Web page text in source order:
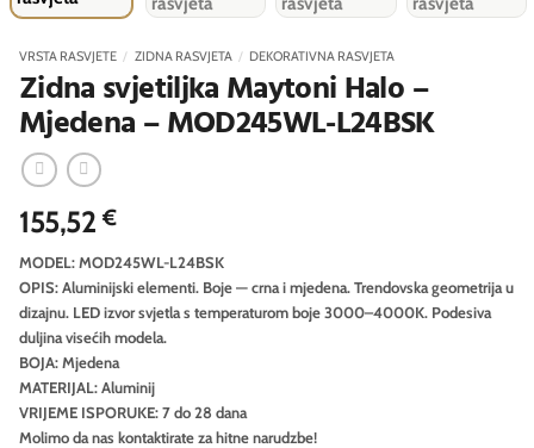
VRSTA RASVJETE / ZIDNA RASVJETA / DEKORATIVNA RASVJETA
Zidna svjetiljka Maytoni Halo –
Mjedena – MOD245WL-L24BSK
155,52€
MODEL: MOD245WL-L24BSK
OPIS: Aluminijski elementi. Boje — crna i mjedena. Trendovska geometrija u
dizajnu. LED izvor svjetla s temperaturom boje 3000–4000K. Podesiva
duljina visećih modela.
BOJA: Mjedena
MATERIJAL: Aluminij
VRIJEME ISPORUKE: 7 do 28 dana
Molimo da nas kontaktirate za hitne narudzbe!